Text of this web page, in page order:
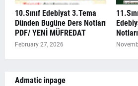
10.Sınıf Edebiyat 3.Tema
Dünden Bugüne Ders Notları
PDF/ YENİ MÜFREDAT
February 27, 2026
Admatic inpage